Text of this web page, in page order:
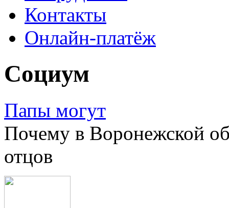
Контакты
Онлайн-платёж
Социум
Папы могут
Почему в Воронежской
отцов